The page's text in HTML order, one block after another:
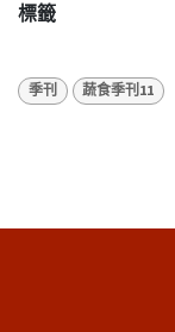
標籤
季刊 蔬食季刊11